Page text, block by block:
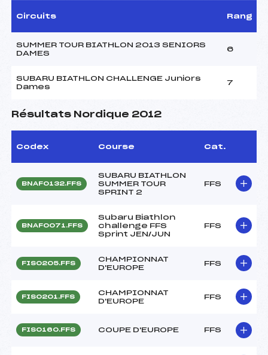
Circuits Rang
SUMMER TOUR BIATHLON 2013 SENIORS
DAMES
6
SUBARU BIATHLON CHALLENGE Juniors
Dames
7
Résultats Nordique 2012
Codex Course Cat.
BNAF0132.FFS
SUBARU BIATHLON
SUMMER TOUR
SPRINT 2
FFS
BNAF0071.FFS
Subaru Biathlon
challenge FFS
Sprint JEN/JUN
FFS
FIS0205.FFS
CHAMPIONNAT
D'EUROPE
FFS
FIS0201.FFS
CHAMPIONNAT
D'EUROPE
FFS
FIS0160.FFS COUPE D'EUROPE FFS